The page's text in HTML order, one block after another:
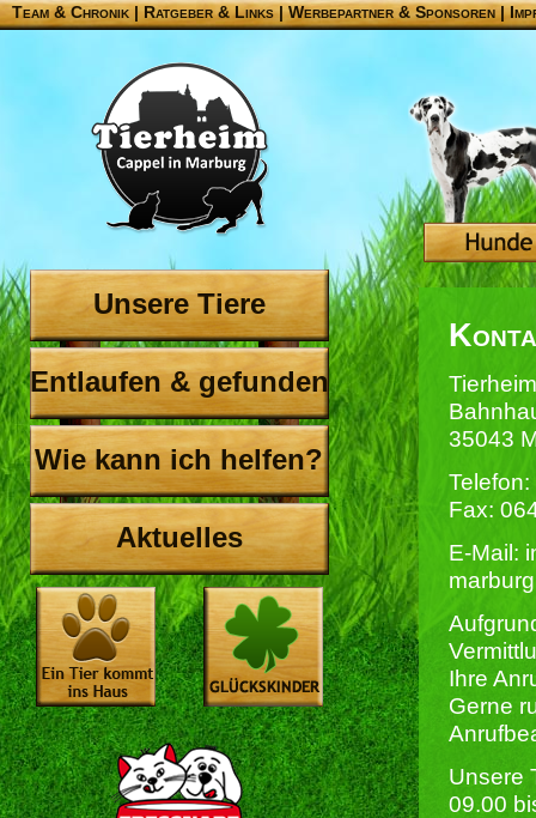
Team & Chronik |Ratgeber & Links|Werbepartner & Sponsoren|
Unsere Tiere
Entlaufen & gefunden
Wie kann ich helfen?
Aktuelles
35043
Fax:
E-Mail:
Ihre
Gerne
Unsere
09.00